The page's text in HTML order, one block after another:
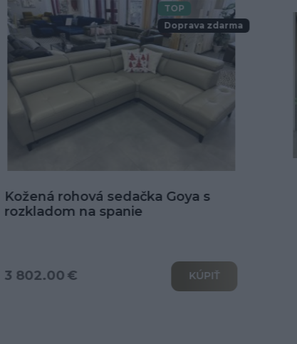
TOP
Doprava zdarma
Kožená sedačka Alexandria v tvare
U
od 6 039.00 € KÚPIŤ